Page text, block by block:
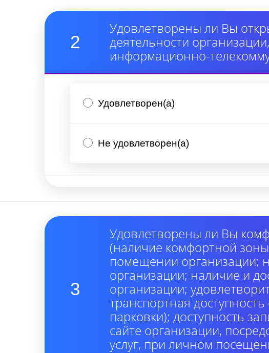
2
Удовлетворены ли Вы
деятельности
информационно-
Удовлетворен(а)
Не удовлетворен(а)
3
Удовлетворены ли Вы
(наличие комфортной
помещении организации;
организации; наличие и
организации;
транспортная
парковки); доступность
сайте организации,
услуг, при личном